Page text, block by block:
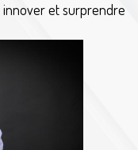
innover et surprendre